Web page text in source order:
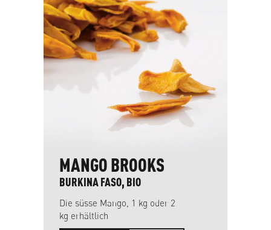
MANGO BROOKS
BURKINA FASO, BIO
Die süsse Mango, 1 kg oder 2
kg erhältlich